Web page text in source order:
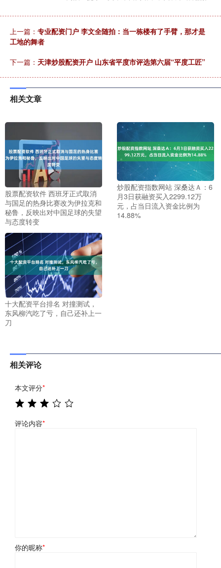
上一篇： 专业配资门户 李文全随拍：当一栋楼有了手臂，那才是
工地的舞者
下一篇： 天津炒股配资开户 山东省平度市评选第六届“平度工匠”
相关文章
股票配资软件 西班牙正式取消
与国足的热身比赛改为伊拉克和
秘鲁，反映出对中国足球的失望
与态度转变
炒股配资指数网站 深桑达Ａ：6
月3日获融资买入2299.12万
元，占当日流入资金比例为
14.88%
十大配资平台排名 对撞测试，
东风柳汽吃了亏，自己还补上一
刀
相关评论
本文评分*
评论内容*
你的昵称*